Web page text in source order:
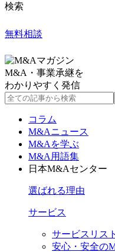
検索
無料相談
M&A・事業承継を
わかりやすく発信
コラム
M&Aニュース
M&Aを学ぶ
M&A用語集
日本M&Aセンター
選ばれる理由
サービス
サービスリスト
安心・安全の